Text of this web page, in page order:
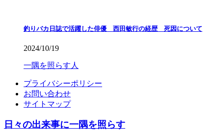
釣りバカ日誌で活躍した俳優 西田敏行の経歴 死因について
2024/10/19
一隅を照らす人
プライバシーポリシー
お問い合わせ
サイトマップ
日々の出来事に一隅を照らす